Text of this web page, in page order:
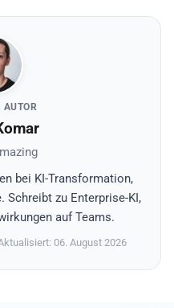
AUTOR
bei KI-Transformation,
Schreibt zu Enterprise-KI,
auf Teams.
06. August 2026